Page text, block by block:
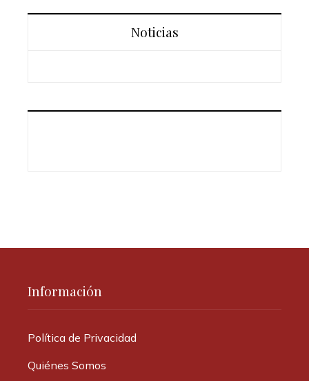
Noticias
Información
Política de Privacidad
Quiénes Somos